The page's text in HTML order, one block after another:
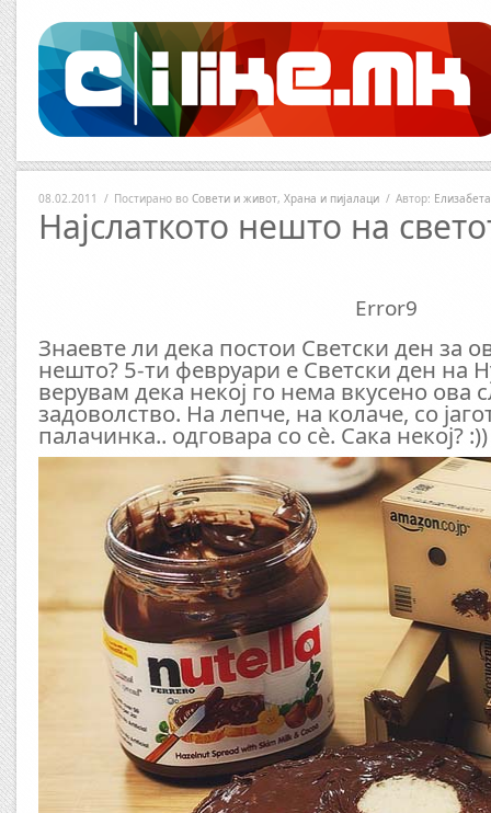
08.02.2011 / Постирано во Совети и живот, Храна и пијалаци / Автор:
Најслаткото нешто на
Error9
Знаевте ли дека постои Светски ден за
нешто? 5-ти февруари е Светски ден на
верувам дека некој го нема вкусено ова
задоволство. На лепче, на колаче, со
палачинка.. одговара со сѐ. Сака некој? :))